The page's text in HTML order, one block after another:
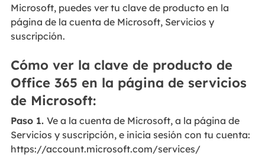
Microsoft, puedes ver tu clave de producto en la
página de la cuenta de Microsoft, Servicios y
suscripción.
Cómo ver la clave de producto de
Office 365 en la página de servicios
de Microsoft:
Paso 1. Ve a la cuenta de Microsoft, a la página de
Servicios y suscripción, e inicia sesión con tu cuenta:
https://account.microsoft.com/services/